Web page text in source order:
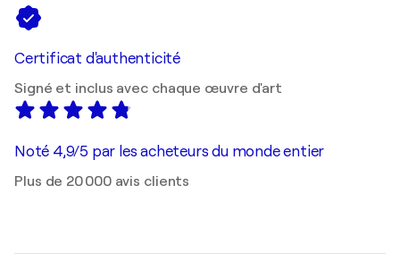
Certificat d'authenticité
Signé et inclus avec chaque œuvre d'art
Noté 4,9/5 par les acheteurs du monde entier
Plus de 20 000 avis clients